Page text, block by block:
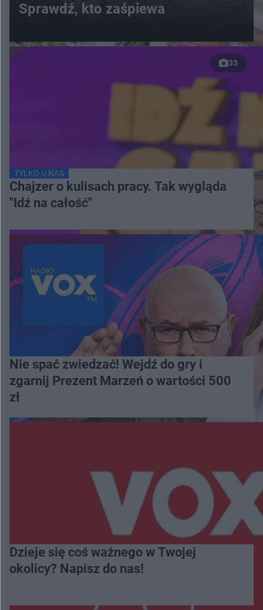
Sprawdź, kto zaśpiewa
33
TYLKO U NAS
Chajzer o kulisach pracy. Tak wygląda
"Idź na całość"
Nie spać zwiedzać! Wejdź do gry i
zgarnij Prezent Marzeń o wartości 500
zł
Dzieje się coś ważnego w Twojej
okolicy? Napisz do nas!